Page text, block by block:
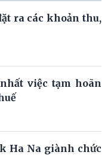
ra các khoản thu,
việc tạm hoãn
Ha Na giành chức